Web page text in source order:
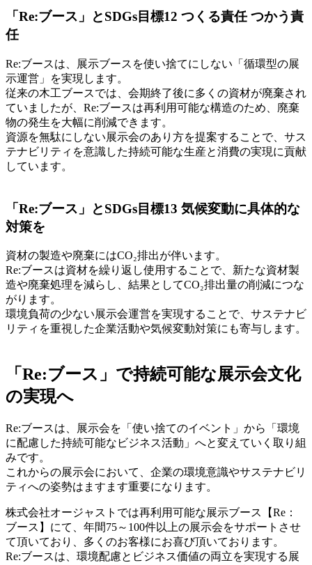
「Re:ブース」とSDGs目標12 つくる責任 つかう責
任
Re:ブースは、展示ブースを使い捨てにしない「循環型の展
示運営」を実現します。
従来の木工ブースでは、会期終了後に多くの資材が廃棄され
ていましたが、Re:ブースは再利用可能な構造のため、廃棄
物の発生を大幅に削減できます。
資源を無駄にしない展示会のあり方を提案することで、サス
テナビリティを意識した持続可能な生産と消費の実現に貢献
しています。
「Re:ブース」とSDGs目標13 気候変動に具体的な
対策を
資材の製造や廃棄にはCO₂排出が伴います。
Re:ブースは資材を繰り返し使用することで、新たな資材製
造や廃棄処理を減らし、結果としてCO₂排出量の削減につな
がります。
環境負荷の少ない展示会運営を実現することで、サステナビ
リティを重視した企業活動や気候変動対策にも寄与します。
「Re:ブース」で持続可能な展示会文化
の実現へ
Re:ブースは、展示会を「使い捨てのイベント」から「環境
に配慮した持続可能なビジネス活動」へと変えていく取り組
みです。
これからの展示会において、企業の環境意識やサステナビリ
ティへの姿勢はますます重要になります。
株式会社オージャストでは再利用可能な展示ブース【Re：
ブース】にて、年間75～100件以上の展示会をサポートさせ
て頂いており、多くのお客様にお喜び頂いております。
Re:ブースは、環境配慮とビジネス価値の両立を実現する展